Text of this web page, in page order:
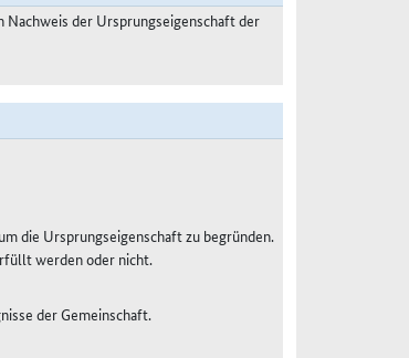
Nachweis der Ursprungseigenschaft der
die Ursprungseigenschaft zu begründen.
werden oder nicht.
der Gemeinschaft.